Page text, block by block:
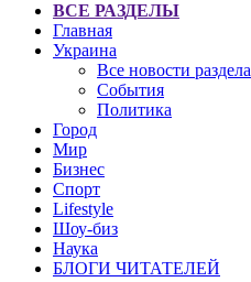
ВСЕ РАЗДЕЛЫ
Главная
Украина
Все новости раздела
События
Политика
Город
Мир
Бизнес
Спорт
Lifestyle
Шоу-биз
Наука
БЛОГИ ЧИТАТЕЛЕЙ